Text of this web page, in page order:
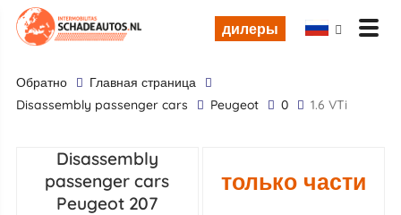
дилеры
обратно
Главная страница
disassembly passenger cars
Peugeot 0 1.6 VTi
Disassembly
passenger cars
Peugeot 207
только части